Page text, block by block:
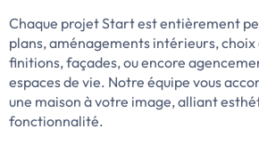
Chaque projet Start est entièrement
plans, aménagements intérieurs,
finitions, façades, ou encore
espaces de vie. Notre équipe vous
une maison à votre image, alliant
fonctionnalité.